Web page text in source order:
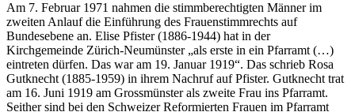
Am 7. Februar 1971 nahmen die stimmberechtigten Männer im
zweiten Anlauf die Einführung des Frauenstimmrechts auf
Bundesebene an. Elise Pfister (1886-1944) hat in der
Kirchgemeinde Zürich-Neumünster „als erste in ein Pfarramt (…)
eintreten dürfen. Das war am 19. Januar 1919“. Das schrieb Rosa
Gutknecht (1885-1959) in ihrem Nachruf auf Pfister. Gutknecht trat
am 16. Juni 1919 am Grossmünster als zweite Frau ins Pfarramt.
Seither sind bei den Schweizer Reformierten Frauen im Pfarramt